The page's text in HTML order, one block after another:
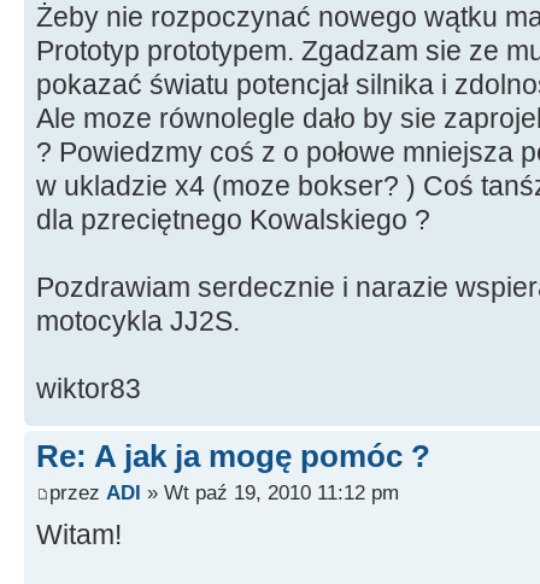
Żeby nie rozpoczynać nowego wątku
Prototyp prototypem. Zgadzam sie ze
pokazać światu potencjał silnika i
Ale moze równolegle dało by sie
? Powiedzmy coś z o połowe mniejsza
w ukladzie x4 (moze bokser? ) Coś
dla pzreciętnego Kowalskiego ?
Pozdrawiam serdecznie i narazie
motocykla JJ2S.
wiktor83
Re: A jak ja mogę pomóc ?
przez ADI » Wt paź 19, 2010 11:12 pm
Witam!